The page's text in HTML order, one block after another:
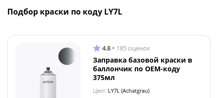
Подбор краски по коду LY7L
4.8 185 оценок
Заправка базовой краски в
баллончик по OEM-коду
375мл
Цвет: LY7L (Achatgrau)